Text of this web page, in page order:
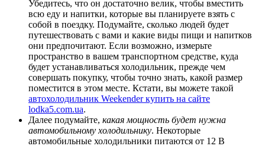
Убедитесь, что он достаточно велик, чтобы вместить
всю еду и напитки, которые вы планируете взять с
собой в поездку. Подумайте, сколько людей будет
путешествовать с вами и какие виды пищи и напитков
они предпочитают. Если возможно, измерьте
пространство в вашем транспортном средстве, куда
будет устанавливаться холодильник, прежде чем
совершать покупку, чтобы точно знать, какой размер
поместится в этом месте. Кстати, вы можете такой
автохолодильник Weekender купить на сайте
lodka5.com.ua.
Далее подумайте, какая мощность будет нужна
автомобильному холодильнику. Некоторые
автомобильные холодильники питаются от 12 В